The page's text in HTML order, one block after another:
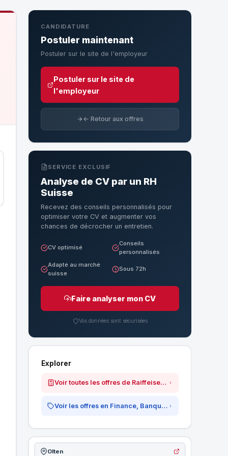
CANDIDATURE
Postuler maintenant
Postuler sur le site de l'employeur
Postuler sur le site de
l'employeur
← Retour aux offres
SERVICE EXCLUSIF
Analyse de CV par un RH
Suisse
Recevez des conseils personnalisés pour
optimiser votre CV et augmenter vos
chances de décrocher un entretien.
CV optimisé
Conseils
personnalisés
Adapté au marché
suisse
Sous 72h
Faire analyser mon CV
Vos données sont sécurisées
Explorer
Voir toutes les offres de Raiffeisen Gruppe
Voir les offres en Finance, Banque &amp; Assurances
Olten